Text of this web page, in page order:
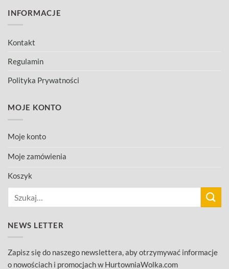
INFORMACJE
Kontakt
Regulamin
Polityka Prywatności
MOJE KONTO
Moje konto
Moje zamówienia
Koszyk
NEWS LETTER
Zapisz się do naszego newslettera, aby otrzymywać informacje
o nowościach i promocjach w HurtowniaWolka.com